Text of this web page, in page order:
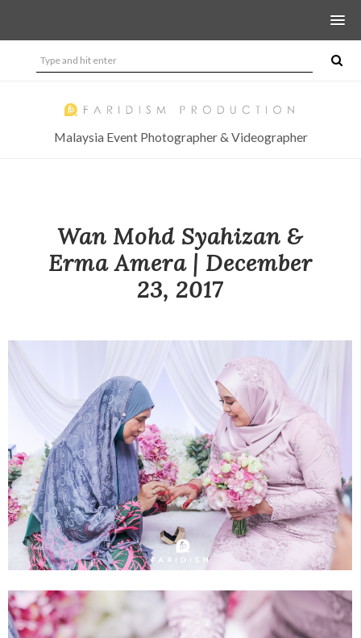
Malaysia Event Photographer & Videographer
Wan Mohd Syahizan &
Erma Amera | December
23, 2017